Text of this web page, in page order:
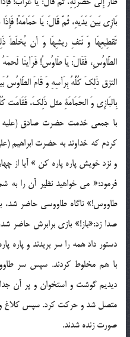
بَازِی بَینَ یَدَیهِ، ثُمَّ قَالَ: یَا حَمَامَهُ!
تَقطِیعِهَا وَ نَتفِ ریشِهَا وَ أن
الطَّاوُسِ، فَقَالَ: یَا طَاوُسُ! فَرَأینَا
التزق ذَلِکَ کُلُّهُ بِرَأسِهِ وَ قَامَ الطَّاوُسُ
بِالبَازِی وَ الحَمَامَةِ مثل ذَلِکَ، فَقَامَت
با جمعی خدمت حضرت صادق (علیه
کردم که خداوند به حضرت ابراهیم
و نزد خویش پاره پاره کن » آیا از
فرمود:« می خواهید نظیر آن را به
طاووس!» ناگاه طاووسی حاضر شد،
صدا زد:«باز!» بازی برابرش حاضر
دستور داد همه را سر بریدند و پاره
با هم مخلوط کردند. سپس سر
دیدیم گوشت و استخوان و پر آن
متصل شد و حرکت کرد. سپس کلاغ و
صورت زنده شدند.